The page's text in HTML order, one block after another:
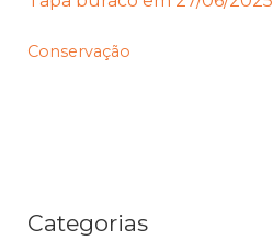
Conservação
Categorias